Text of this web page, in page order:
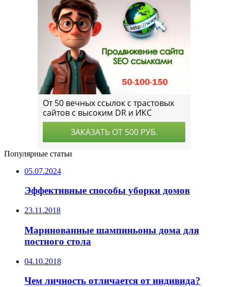
Популярные статьи
05.07.2024
Эффективные способы уборки домов
23.11.2018
Маринованные шампиньоны дома для
постного стола
04.10.2018
Чем личность отличается от индивида?